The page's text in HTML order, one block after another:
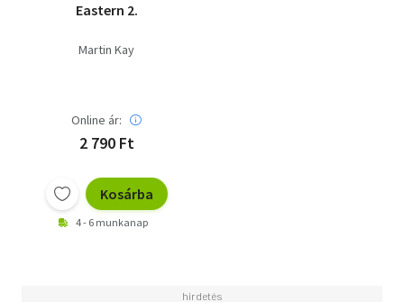
Eastern 2.
Martin Kay
Online ár:
2 790 Ft
Kosárba
4 - 6 munkanap